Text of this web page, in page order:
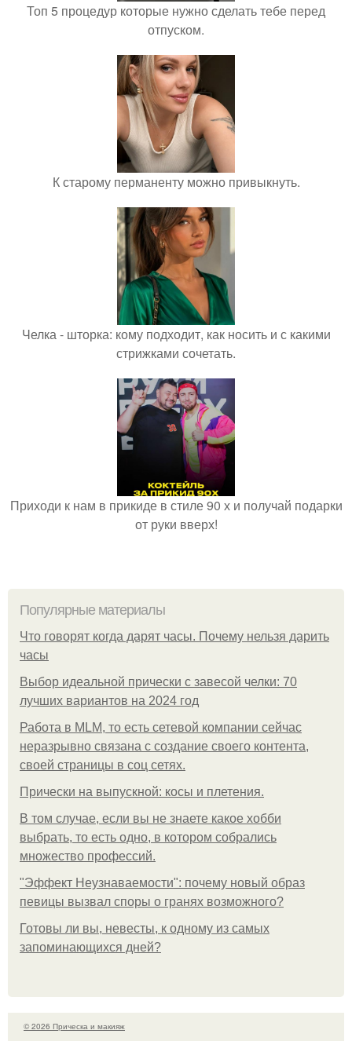
Топ 5 процедур которые нужно сделать тебе перед
отпуском.
К старому перманенту можно привыкнуть.
Челка - шторка: кому подходит, как носить и с какими
стрижками сочетать.
Приходи к нам в прикиде в стиле 90 х и получай подарки
от руки вверх!
Популярные материалы
Что говорят когда дарят часы. Почему нельзя дарить
часы
Выбор идеальной прически с завесой челки: 70
лучших вариантов на 2024 год
Работа в MLM, то есть сетевой компании сейчас
неразрывно связана с создание своего контента,
своей страницы в соц сетях.
Прически на выпускной: косы и плетения.
В том случае, если вы не знаете какое хобби
выбрать, то есть одно, в котором собрались
множество профессий.
"Эффект Неузнаваемости": почему новый образ
певицы вызвал споры о гранях возможного?
Готовы ли вы, невесты, к одному из самых
запоминающихся дней?
© 2026 Прическа и макияж